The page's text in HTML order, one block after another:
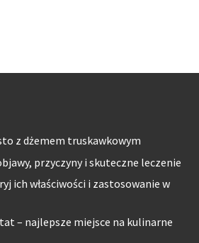
z dżemem truskawkowym
przyczyny i skuteczne leczenie
ich właściwości i zastosowanie w
– najlepsze miejsce na kulinarne